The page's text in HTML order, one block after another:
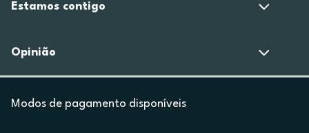
Estamos contigo
Opinião
Modos de pagamento disponíveis